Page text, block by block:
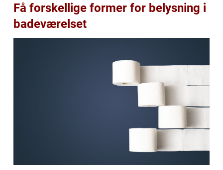
Få forskellige former for belysning i
badeværelset